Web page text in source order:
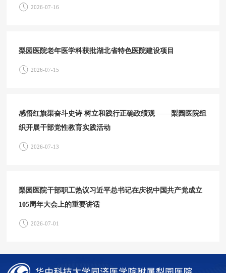
2026-07-16
梨园医院老年医学科获批湖北省特色医院建设项目
2026-07-15
感悟红旗渠奋斗史诗 树立和践行正确政绩观 ——梨园医院组
织开展干部党性教育实践活动
2026-07-13
梨园医院干部职工热议习近平总书记在庆祝中国共产党成立
105周年大会上的重要讲话
2026-07-01